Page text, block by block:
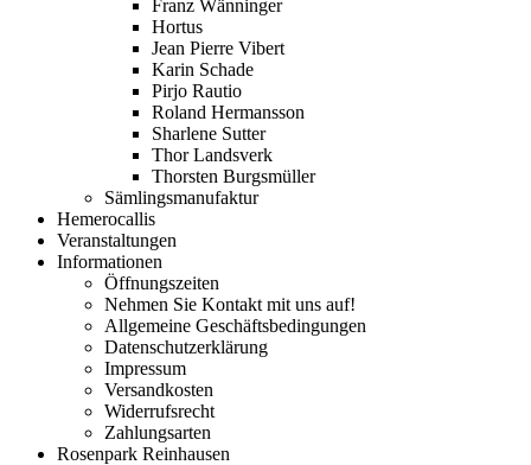
Franz Wänninger
Hortus
Jean Pierre Vibert
Karin Schade
Pirjo Rautio
Roland Hermansson
Sharlene Sutter
Thor Landsverk
Thorsten Burgsmüller
Sämlingsmanufaktur
Hemerocallis
Veranstaltungen
Informationen
Öffnungszeiten
Nehmen Sie Kontakt mit uns auf!
Allgemeine Geschäftsbedingungen
Datenschutzerklärung
Impressum
Versandkosten
Widerrufsrecht
Zahlungsarten
Rosenpark Reinhausen